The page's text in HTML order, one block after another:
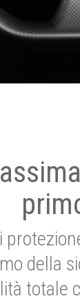
della
totale